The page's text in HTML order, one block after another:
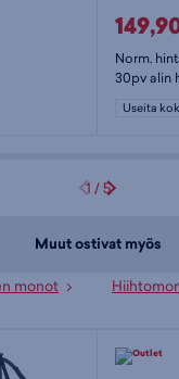
Norm.
30pv alin
Useita
1 /5
Muut ostivat myös
monot